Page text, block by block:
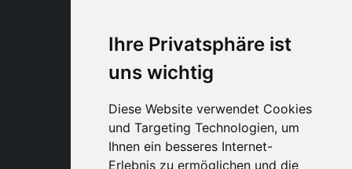
Ihre Privatsphäre ist
uns wichtig
Diese Website verwendet Cookies
und Targeting Technologien, um
Ihnen ein besseres Internet-
Erlebnis zu ermöglichen und die
STYLIA SERVICES
SHOP B2B
TAYLOR MADE ORDERS
DROPSHIPPING